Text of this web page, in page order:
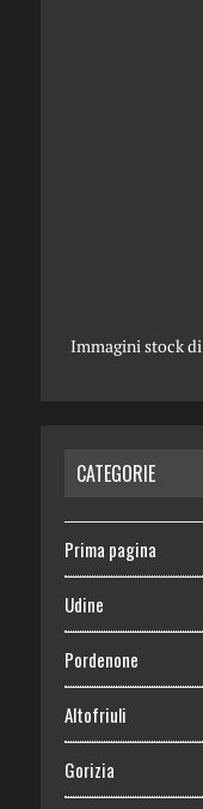
Immagini stock di
CATEGORIE
Prima pagina
Udine
Pordenone
Altofriuli
Gorizia